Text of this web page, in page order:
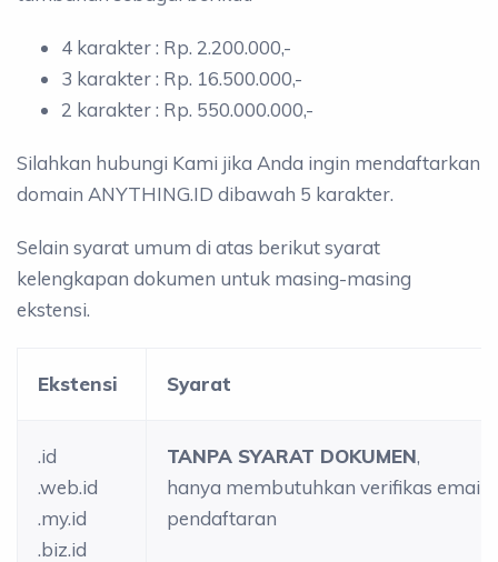
4 karakter : Rp. 2.200.000,-
3 karakter : Rp. 16.500.000,-
2 karakter : Rp. 550.000.000,-
Silahkan hubungi Kami jika Anda ingin mendaftarkan
domain ANYTHING.ID dibawah 5 karakter.
Selain syarat umum di atas berikut syarat
kelengkapan dokumen untuk masing-masing
ekstensi.
Ekstensi Syarat
.id
.web.id
.my.id
.biz.id
TANPA SYARAT DOKUMEN,
hanya membutuhkan verifikas email
pendaftaran